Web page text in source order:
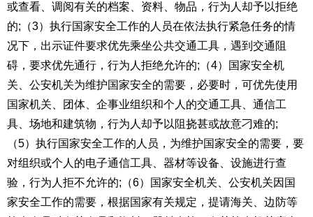
或查看、调阅有关的档案、资料、物品，行为人却予以拒绝
的; （3）执行国家安全工作的人员在依法执行紧急任务的情
况下，出示证件要求优先乘坐公共交通工具，遇到交通阻
碍，要求优先通行，行为人拒绝允许的; （4）国家安全机
关、公安机关为维护国家安全的需要，必要时，可优先使用
国家机关、团体、企事业组织和个人的交通工具、通信工
具、场地和建筑物，行为人却予以阻挠甚或故意刁难的;
（5）执行国家安全工作的人员，为维护国家安全的需要，要
对组织或个人的电子通信工具、器材等设备、设施进行查
验，行为人拒不允许的; （6）国家安全机关、公安机关因国
家安全工作的需要，根据国家有关规定，提请海关、边防等